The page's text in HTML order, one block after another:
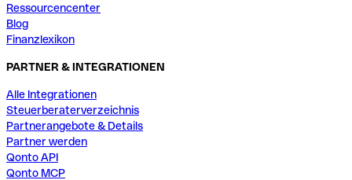
Ressourcencenter
Blog
Finanzlexikon
PARTNER & INTEGRATIONEN
Alle Integrationen
Steuerberaterverzeichnis
Partnerangebote & Details
Partner werden
Qonto API
Qonto MCP